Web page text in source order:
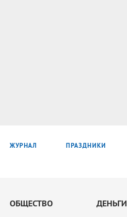
ЖУРНАЛ ПРАЗДНИКИ
ОБЩЕСТВО ДЕНЬГИ